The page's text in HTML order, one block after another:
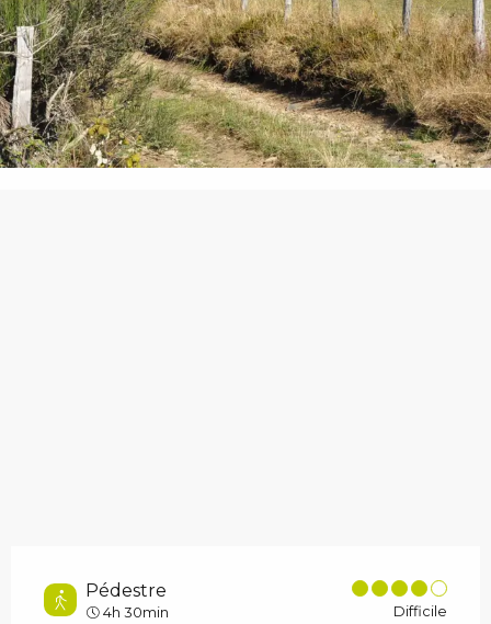
Pédestre
4h 30min Difficile